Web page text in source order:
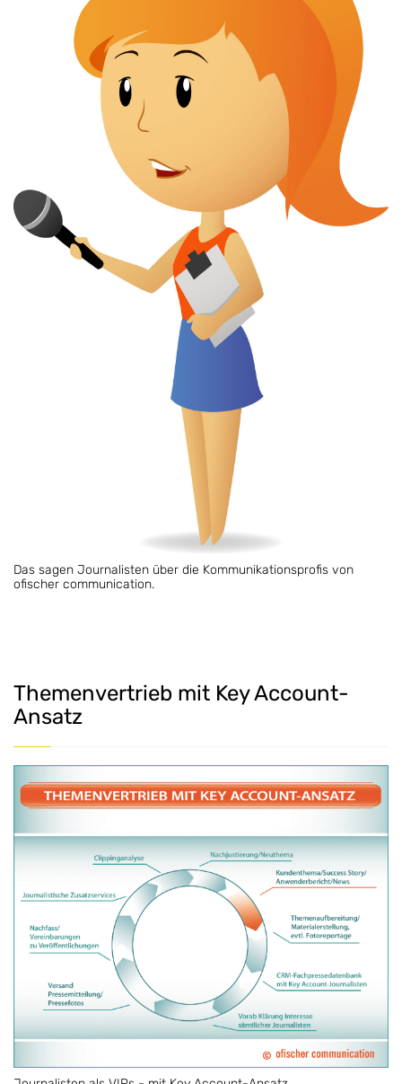
Das sagen Journalisten über die Kommunikationsprofis von
ofischer communication.
Themenvertrieb mit Key Account-
Ansatz